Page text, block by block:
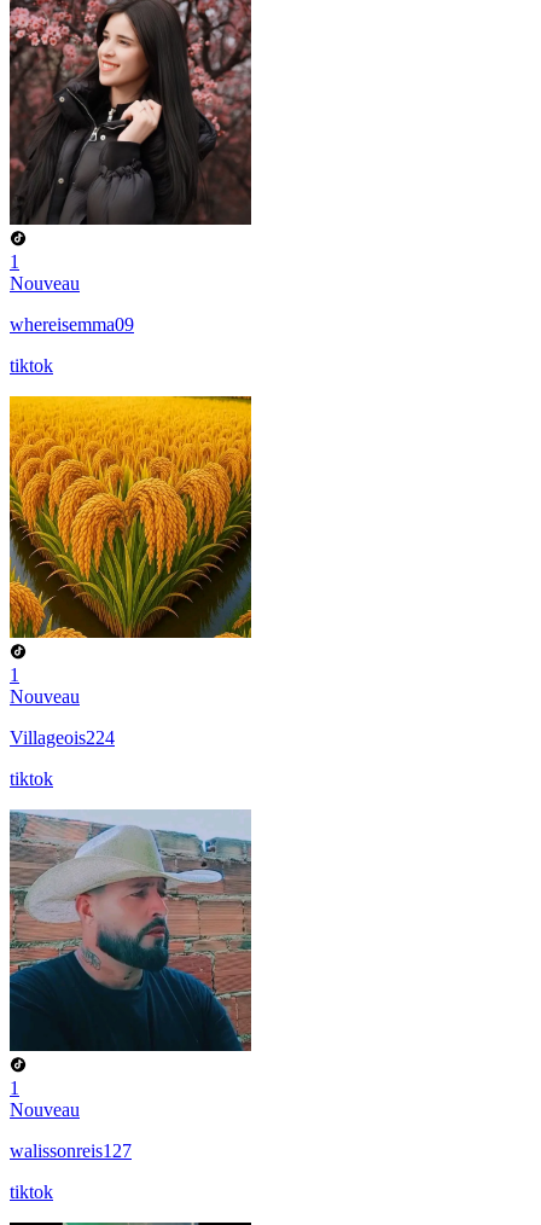
1
Nouveau
whereisemma09
tiktok
1
Nouveau
Villageois224
tiktok
1
Nouveau
walissonreis127
tiktok